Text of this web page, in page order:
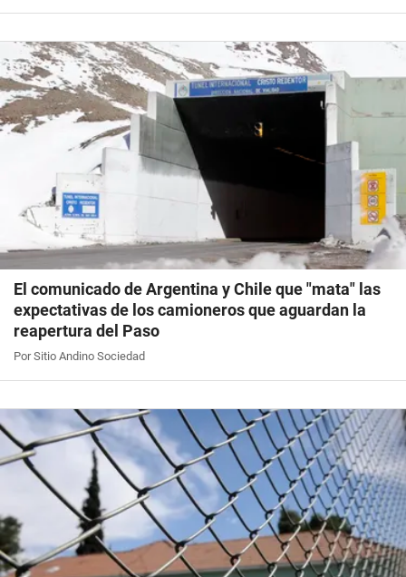
El comunicado de Argentina y Chile que "mata" las
expectativas de los camioneros que aguardan la
reapertura del Paso
Por Sitio Andino Sociedad